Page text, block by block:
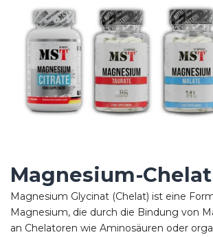
Magnesium-Chelat
Magnesium Glycinat (Chelat) ist eine
Magnesium, die durch die Bindung von
an Chelatoren wie Aminosäuren oder